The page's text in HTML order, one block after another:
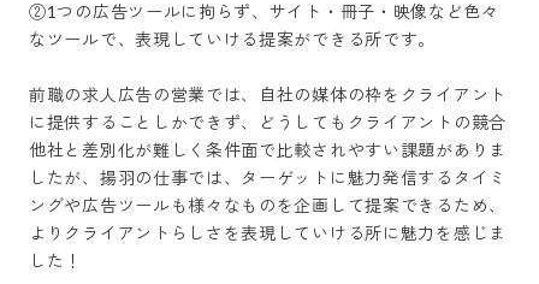
②1つの広告ツールに拘らず、サイト・冊子・映像など色々
なツールで、表現していける提案ができる所です。
前職の求人広告の営業では、自社の媒体の枠をクライアント
に提供することしかできず、どうしてもクライアントの競合
他社と差別化が難しく条件面で比較されやすい課題がありま
したが、揚羽の仕事では、ターゲットに魅力発信するタイミ
ングや広告ツールも様々なものを企画して提案できるため、
よりクライアントらしさを表現していける所に魅力を感じま
した！